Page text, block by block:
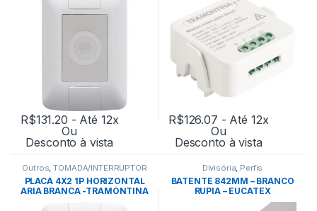
R$131.20 - Até 12x
Ou
Desconto à vista
R$126.07 - Até 12x
Ou
Desconto à vista
Outros,TOMADA/INTERRUPTOR
PLACA 4X2 1P HORIZONTAL
ARIA BRANCA -TRAMONTINA
Divisória, Perfis
BATENTE 842MM – BRANCO
RUPIA – EUCATEX